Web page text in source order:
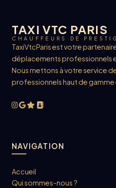
TAXI VTC PARIS
CHAUFFEURS DE
TaxiVtcParis est votre
déplacements professionnels
Nous mettons à votre service
professionnels haut de
NAVIGATION
Accueil
Qui sommes-nous ?